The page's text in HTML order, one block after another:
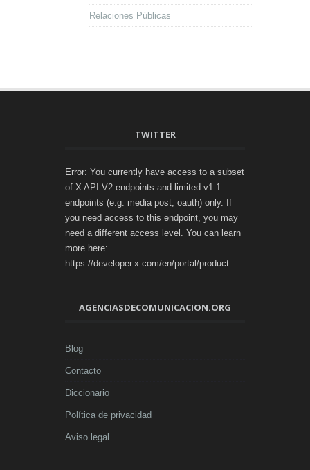
Relaciones Públicas
TWITTER
Error: You currently have access to a subset
of X API V2 endpoints and limited v1.1
endpoints (e.g. media post, oauth) only. If
you need access to this endpoint, you may
need a different access level. You can learn
more here:
https://developer.x.com/en/portal/product
AGENCIASDECOMUNICACION.ORG
Blog
Contacto
Diccionario
Política de privacidad
Aviso legal